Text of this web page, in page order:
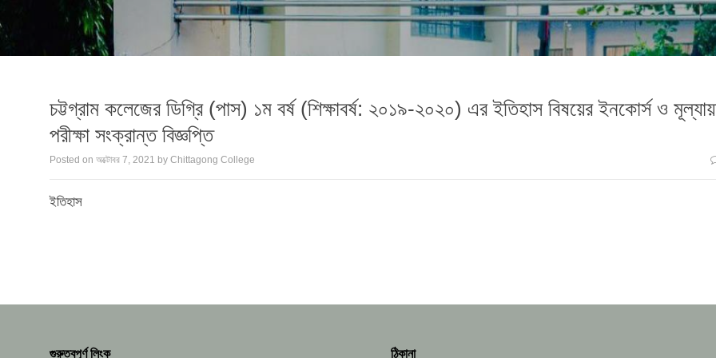
চট্টগ্রাম কলেজের ডিগ্রি (পাস) ১ম বর্ষ (শিক্ষাবর্ষ: ২০১৯-২০২০) এর ইতিহাস বিষয়ের ইনকোর্স ও
পরীক্ষা সংক্রান্ত বিজ্ঞপ্তি
Posted on অক্টোবর 7, 2021 by Chittagong College
ইতিহাস
গুরুত্বপূর্ণ লিংক ঠিকানা